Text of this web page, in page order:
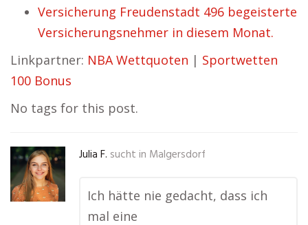
Versicherung Freudenstadt 496 begeisterte
Versicherungsnehmer in diesem Monat.
Linkpartner: NBA Wettquoten | Sportwetten
100 Bonus
No tags for this post.
Julia F. sucht in Malgersdorf
Ich hätte nie gedacht, dass ich
mal eine